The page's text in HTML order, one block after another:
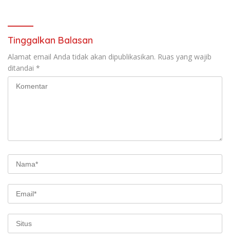
Tinggalkan Balasan
Alamat email Anda tidak akan dipublikasikan. Ruas yang wajib
ditandai *